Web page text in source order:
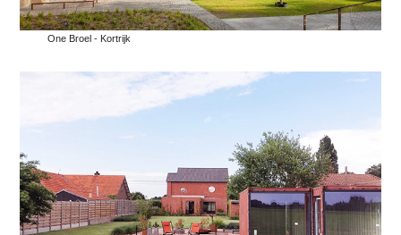
One Broel - Kortrijk